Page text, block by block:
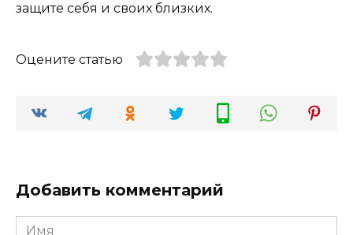
защите себя и своих близких.
Оцените статью
Добавить комментарий
Имя